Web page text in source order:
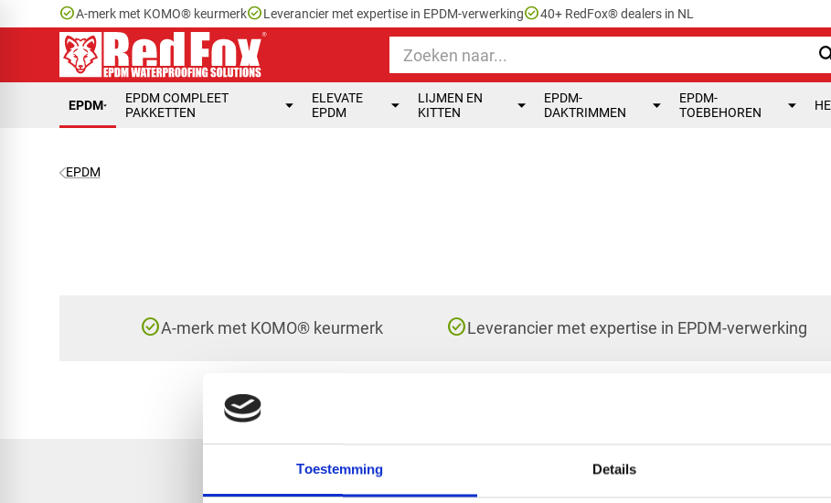
Toestemming Details
check_circleA-merk met KOMO® keurmerkcheck_circleLeverancier met expertise in EPDM-verwerkingcheck_circle40+ RedFox® dealers in NL
EPDM
EPDM COMPLEET
PAKKETTEN
ELEVATE
EPDM
LIJMEN EN
KITTEN
EPDM-
DAKTRIMMEN
EPDM-
TOEBEHOREN
EPDM
check_circleA-merk met KOMO® keurmerk check_circleLeverancier met expertise in EPDM-verwerking